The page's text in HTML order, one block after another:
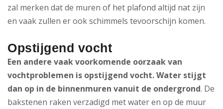
zal merken dat de muren of het plafond altijd nat zijn
en vaak zullen er ook schimmels tevoorschijn komen.
Opstijgend vocht
Een andere vaak voorkomende oorzaak van
vochtproblemen is opstijgend vocht. Water stijgt
dan op in de binnenmuren vanuit de ondergrond. De
bakstenen raken verzadigd met water en op de muur